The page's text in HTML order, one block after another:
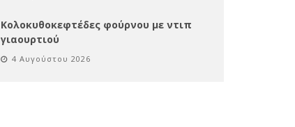
Κολοκυθοκεφτέδες φούρνου με ντιπ
γιαουρτιού
4 Αυγούστου 2026